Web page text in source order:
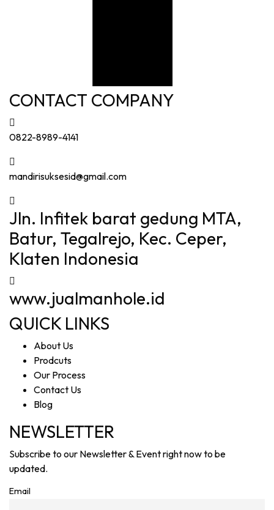
CONTACT COMPANY
0822-8989-4141
mandirisuksesid@gmail.com
Jln. Infitek barat gedung MTA,
Batur, Tegalrejo, Kec. Ceper,
Klaten Indonesia
www.jualmanhole.id
QUICK LINKS
About Us
Prodcuts
Our Process
Contact Us
Blog
NEWSLETTER
Subscribe to our Newsletter & Event right now to be
updated.
Email